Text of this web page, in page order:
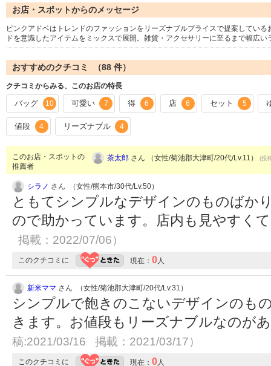
お店・スポットからのメッセージ
ピンクアドベはトレンドのファッションをリーズナブルプライスで提案してい
ドを意識したアイテムをミックスで展開。雑貨・アクセサリーに至るまで幅広
おすすめのクチコミ （88 件）
クチコミからみる、このお店の特長
バッグ 10 可愛い 7 得 6 店 6 セット 5
値段 4 リーズナブル 4
このお店・スポットの
推薦者
茶太郎 さん （女性/菊池郡大津町/20代/Lv.11） (投
シラノ さん （女性/熊本市/30代/Lv.50）
ともてシンプルなデザインのものばか
ので助かっています。店内も見やすく
掲載：2022/07/06）
このクチコミに 現在： 0人
新米ママ さん （女性/菊池郡大津町/20代/Lv.31）
シンプルで飽きのこないデザインのも
きます。お値段もリーズナブルなのが
稿:2021/03/16 掲載：2021/03/17）
このクチコミに 現在： 0人